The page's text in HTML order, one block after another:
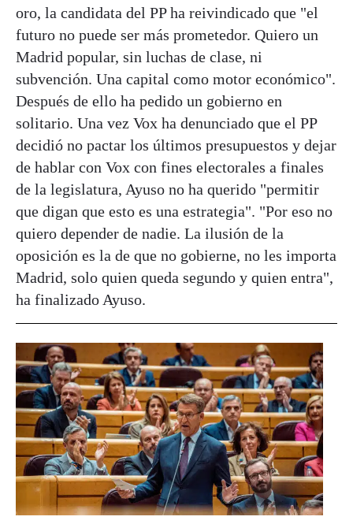
oro, la candidata del PP ha reivindicado que "el
futuro no puede ser más prometedor. Quiero un
Madrid popular, sin luchas de clase, ni
subvención. Una capital como motor económico".
Después de ello ha pedido un gobierno en
solitario. Una vez Vox ha denunciado que el PP
decidió no pactar los últimos presupuestos y dejar
de hablar con Vox con fines electorales a finales
de la legislatura, Ayuso no ha querido "permitir
que digan que esto es una estrategia". "Por eso no
quiero depender de nadie. La ilusión de la
oposición es la de que no gobierne, no les importa
Madrid, solo quien queda segundo y quien entra",
ha finalizado Ayuso.